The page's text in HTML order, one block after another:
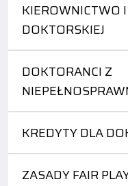
KIEROWNICTWO
DOKTORSKIEJ
DOKTORANCI Z
KREDYTY DLA
ZASADY FAIR